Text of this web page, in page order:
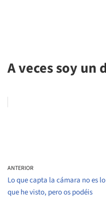
A veces soy un
ANTERIOR
Lo que capta la cámara no es lo
que he visto, pero os podéis